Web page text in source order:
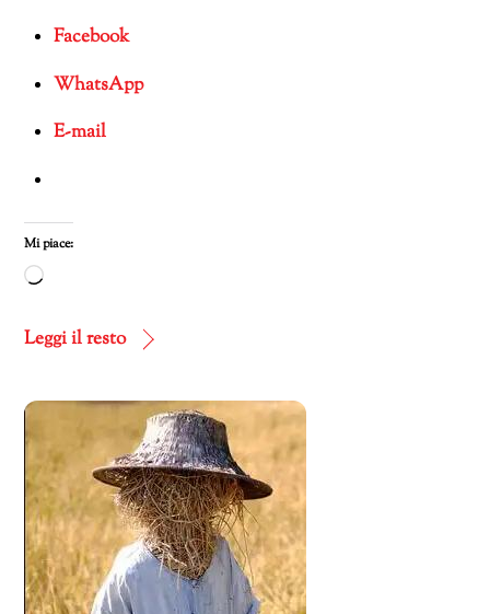
Facebook
WhatsApp
E-mail
Mi piace:
Caricamento
corso…
Leggi il resto